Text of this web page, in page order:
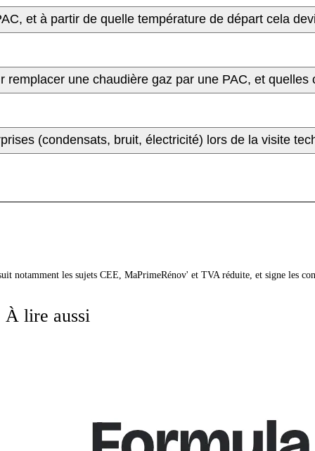
et à partir de quelle température de départ cela
une chaudière gaz par une PAC, et quelles
(condensats, bruit, électricité) lors de la visite
notamment les sujets CEE, MaPrimeRénov' et TVA réduite, et signe les
À lire aussi